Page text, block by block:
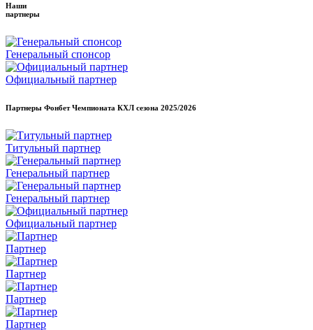
Наши
партнеры
Генеральный спонсор
Официальный партнер
Партнеры Фонбет Чемпионата КХЛ сезона 2025/2026
Титульный партнер
Генеральный партнер
Генеральный партнер
Официальный партнер
Партнер
Партнер
Партнер
Партнер